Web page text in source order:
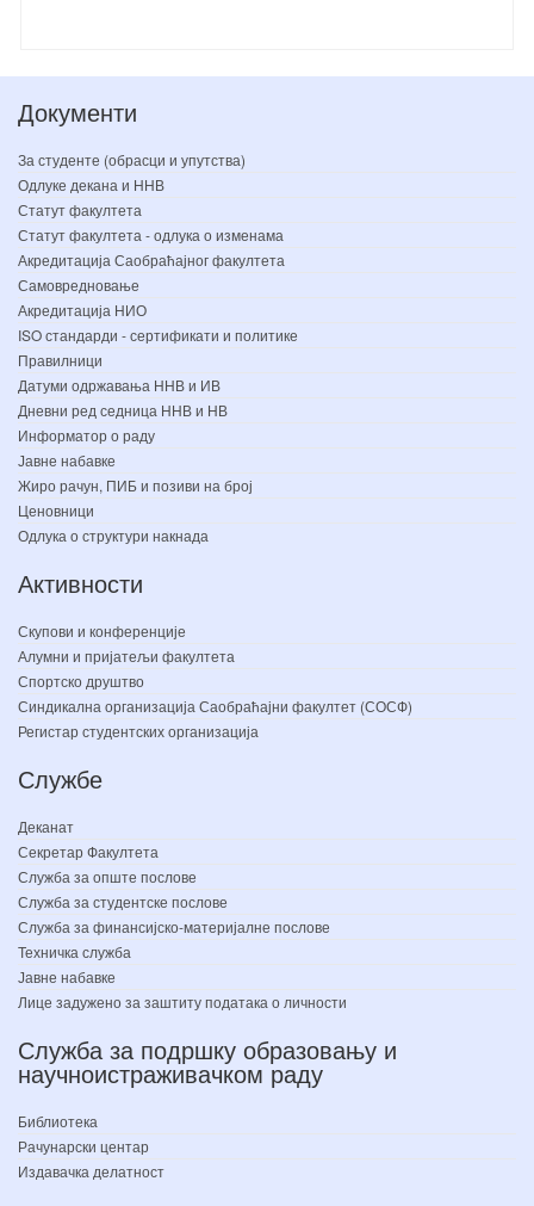
Документи
За студенте (обрасци и упутства)
Одлуке декана и ННВ
Статут факултета
Статут факултета - одлука о изменама
Акредитација Саобраћајног факултета
Самовредновање
Акредитација НИО
ISO стандарди - сертификати и политике
Правилници
Датуми одржавања ННВ и ИВ
Дневни ред седница ННВ и НВ
Информатор о раду
Јавне набавке
Жиро рачун, ПИБ и позиви на број
Ценовници
Одлука о структури накнада
Активности
Скупови и конференције
Алумни и пријатељи факултета
Спортско друштво
Синдикална организација Саобраћајни факултет (СОСФ)
Регистар студентских организација
Службе
Деканат
Секретар Факултета
Служба за опште послове
Служба за студентске послове
Служба за финансијско-материјалне послове
Техничка служба
Јавне набавке
Лице задужено за заштиту података о личности
Служба за подршку образовању и
научноистраживачком раду
Библиотека
Рачунарски центар
Издавачка делатност